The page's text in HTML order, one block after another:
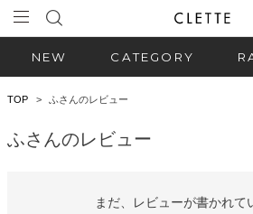
NEW CATEGORY
TOP ふさんのレビュー
ふさんのレビュー
まだ、レビューが書かれて